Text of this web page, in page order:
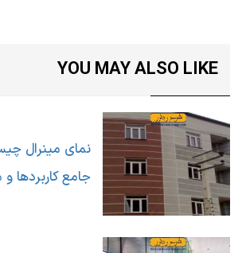
YOU MAY ALSO LIKE
نمای مینرال
جامع کاربردها و